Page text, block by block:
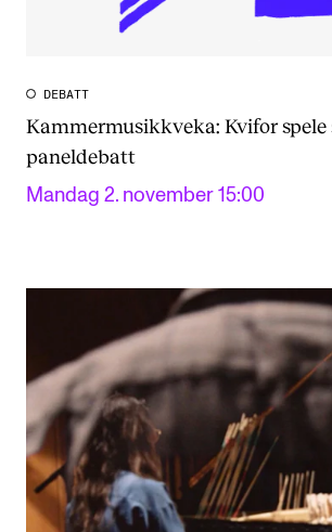
DEBATT
Kammermusikkveka: Kvifor
paneldebatt
Mandag 2. november 15:00